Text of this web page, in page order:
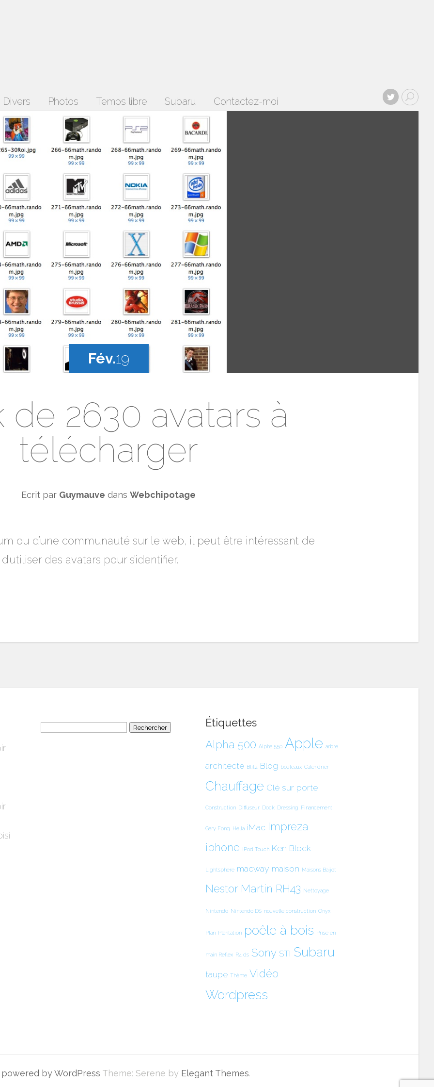
Divers Photos Temps libre Subaru Contactez-moi
Fév.19
de 2630 avatars à
télécharger
Ecrit par Guymauve dans Webchipotage
ou d’une communauté sur le web, il peut être intéressant de
des avatars pour s’identifier.
Rechercher :
Étiquettes
Alpha 500 Alpha 550 Apple arbre
architecte Blitz Blog bouleaux Calendrier
Chauffage Clé sur porte
Construction Diffuseur Dock Dressing Financement
Gary Fong Hella iMac Impreza
iphone iPod Touch Ken Block
Lightsphere macway maison Maisons Baijot
Nestor Martin RH43 Nettoyage
Nintendo Nintendo DS nouvelle construction Onyx
Plan Plantation poêle à bois Prise en
main Reflex R4 ds Sony STI Subaru
taupe Thème Vidéo
Wordpress
by WordPress Theme: Serene by Elegant Themes.